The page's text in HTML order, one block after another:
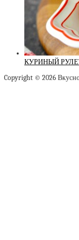
КУРИНЫЙ
Copyright © 2026